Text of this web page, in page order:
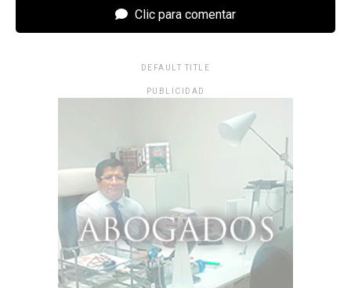
Clic para comentar
DEFAULT TITLE
PUBLICIDAD